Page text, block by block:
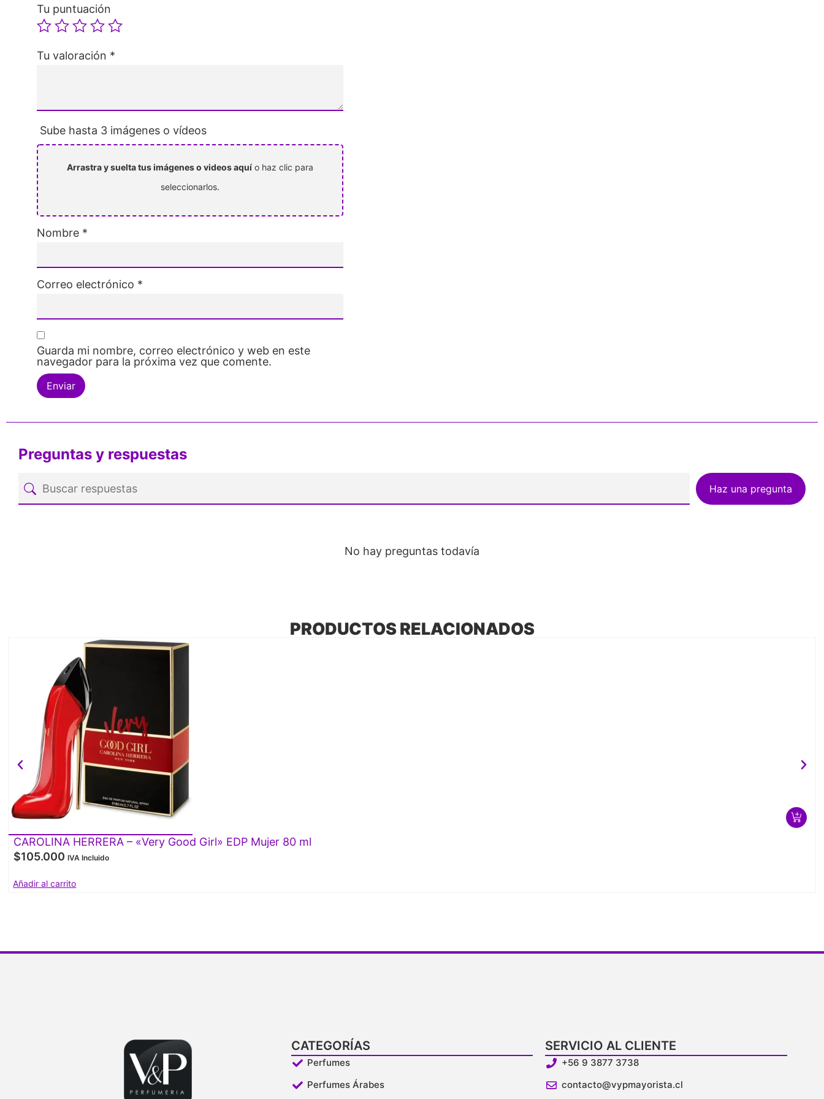
Tu puntuación
Tu valoración *
Sube hasta 3 imágenes o vídeos
Arrastra y suelta tus imágenes o videos aquí o haz clic para
seleccionarlos.
Nombre *
Correo electrónico *
Guarda mi nombre, correo electrónico y web en este
navegador para la próxima vez que comente.
Preguntas y respuestas
Haz una pregunta
No hay preguntas todavía
PRODUCTOS RELACIONADOS
CAROLINA HERRERA – «Very Good Girl» EDP Mujer 80 ml
$105.000 IVA Incluido
Añadir al carrito
CATEGORÍAS
Perfumes
Perfumes Árabes
SERVICIO AL CLIENTE
+56 9 3877 3738
contacto@vypmayorista.cl